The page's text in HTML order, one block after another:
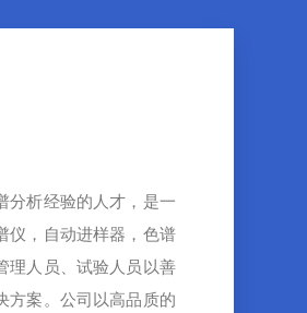
分析经验的人才，是一
仪，自动进样器，色谱
理人员、试验人员以善
方案。公司以高品质的